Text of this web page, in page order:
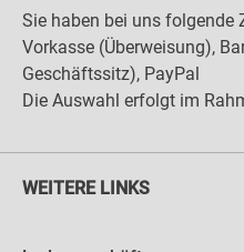
Sie haben bei uns folgende
Vorkasse (Überweisung),
Geschäftssitz), PayPal
Die Auswahl erfolgt im
WEITERE LINKS